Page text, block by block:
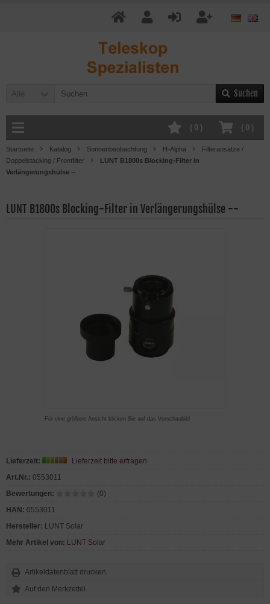
Alle Suchen
( 0 )
( 0 )
Startseite Katalog Sonnenbeobachtung H-Alpha
Filteransätze /
Doppelstacking / Frontfilter
LUNT B1800s Blocking-Filter in
Verlängerungshülse --
LUNT B1800s Blocking-Filter in Verlängerungshülse --
Für eine größere Ansicht klicken Sie auf das Vorschaubild
Lieferzeit:
Lieferzeit bitte erfragen
Art.Nr.: 0553011
Bewertungen:
(0)
HAN: 0553011
Hersteller: LUNT Solar
Mehr Artikel von: LUNT Solar
Artikeldatenblatt drucken